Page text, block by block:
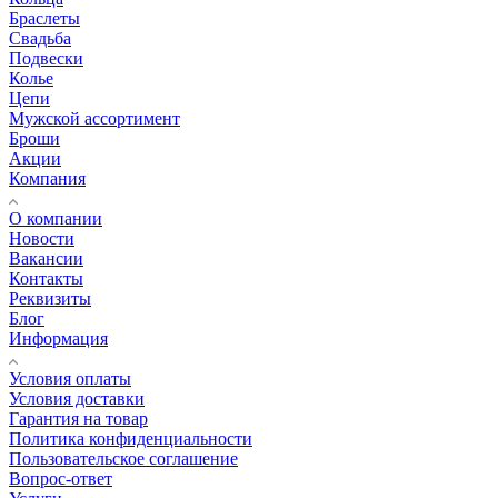
Браслеты
Свадьба
Подвески
Колье
Цепи
Мужской ассортимент
Броши
Акции
Компания
О компании
Новости
Вакансии
Контакты
Реквизиты
Блог
Информация
Условия оплаты
Условия доставки
Гарантия на товар
Политика конфиденциальности
Пользовательское соглашение
Вопрос-ответ